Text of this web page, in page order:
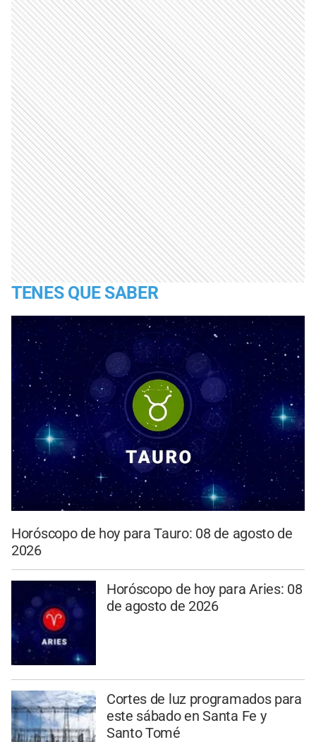
TENES QUE SABER
Horóscopo de hoy para Tauro: 08 de agosto de
2026
Horóscopo de hoy para Aries: 08
de agosto de 2026
Cortes de luz programados para
este sábado en Santa Fe y
Santo Tomé